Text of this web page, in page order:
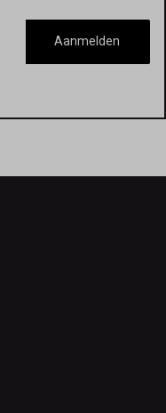
Aanmelden